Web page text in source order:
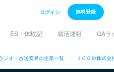
ログイン 無料登録
ES・体験記 就活速報 QAラ
ジオ・放送業界の企業一覧 ＪＣＯＭ株式会